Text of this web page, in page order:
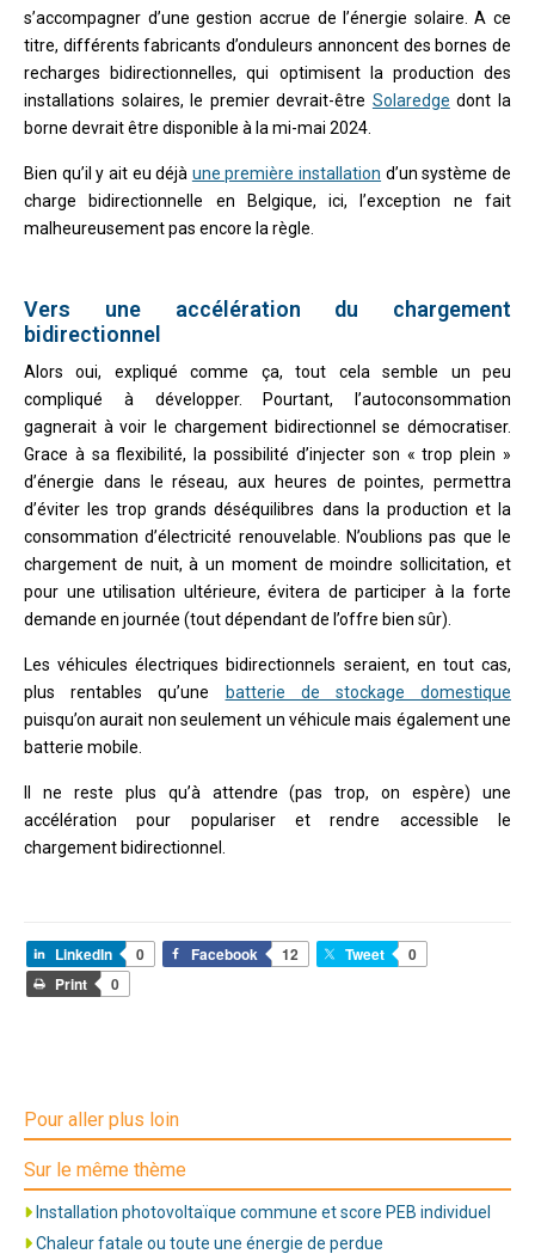
s’accompagner d’une gestion accrue de l’énergie solaire. A ce
titre, différents fabricants d’onduleurs annoncent des bornes de
recharges bidirectionnelles, qui optimisent la production des
installations solaires, le premier devrait-être Solaredge dont la
borne devrait être disponible à la mi-mai 2024.
Bien qu’il y ait eu déjà une première installation d’un système de
charge bidirectionnelle en Belgique, ici, l’exception ne fait
malheureusement pas encore la règle.
Vers une accélération du chargement
bidirectionnel
Alors oui, expliqué comme ça, tout cela semble un peu
compliqué à développer. Pourtant, l’autoconsommation
gagnerait à voir le chargement bidirectionnel se démocratiser.
Grace à sa flexibilité, la possibilité d’injecter son « trop plein »
d’énergie dans le réseau, aux heures de pointes, permettra
d’éviter les trop grands déséquilibres dans la production et la
consommation d’électricité renouvelable. N’oublions pas que le
chargement de nuit, à un moment de moindre sollicitation, et
pour une utilisation ultérieure, évitera de participer à la forte
demande en journée (tout dépendant de l’offre bien sûr).
Les véhicules électriques bidirectionnels seraient, en tout cas,
plus rentables qu’une
batterie de stockage domestique
puisqu’on aurait non seulement un véhicule mais également une
batterie mobile.
Il ne reste plus qu’à attendre (pas trop, on espère) une
accélération pour populariser et rendre accessible le
chargement bidirectionnel.
LinkedIn 0 Facebook 12 Tweet
0
Print
0
Pour aller plus loin
Sur le même thème
Installation photovoltaïque commune et score PEB individuel
Chaleur fatale ou toute une énergie de perdue